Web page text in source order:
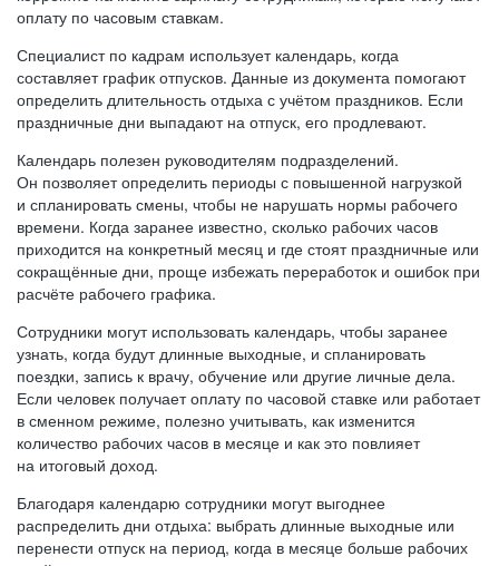
оплату по часовым ставкам.
Специалист по кадрам использует календарь, когда
составляет график отпусков. Данные из документа помогают
определить длительность отдыха с учётом праздников. Если
праздничные дни выпадают на отпуск, его продлевают.
Календарь полезен руководителям подразделений.
Он позволяет определить периоды с повышенной нагрузкой
и спланировать смены, чтобы не нарушать нормы рабочего
времени. Когда заранее известно, сколько рабочих часов
приходится на конкретный месяц и где стоят праздничные или
сокращённые дни, проще избежать переработок и ошибок при
расчёте рабочего графика.
Сотрудники могут использовать календарь, чтобы заранее
узнать, когда будут длинные выходные, и спланировать
поездки, запись к врачу, обучение или другие личные дела.
Если человек получает оплату по часовой ставке или работает
в сменном режиме, полезно учитывать, как изменится
количество рабочих часов в месяце и как это повлияет
на итоговый доход.
Благодаря календарю сотрудники могут выгоднее
распределить дни отдыха: выбрать длинные выходные или
перенести отпуск на период, когда в месяце больше рабочих